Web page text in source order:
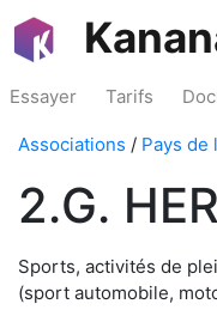
Essayer Tarifs
Associations / Pays de
2.G.
Sports, activités de
(sport automobile,